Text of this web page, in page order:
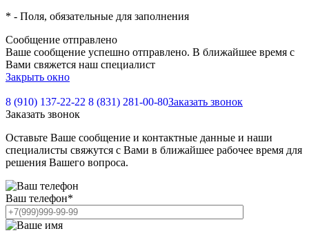
* - Поля, обязательные для заполнения
Сообщение отправлено
Ваше сообщение успешно отправлено. В ближайшее время с
Вами свяжется наш специалист
Закрыть окно
8 (910) 137-22-22 8 (831) 281-00-80Заказать звонок
Заказать звонок
Оставьте Ваше сообщение и контактные данные и наши
специалисты свяжутся с Вами в ближайшее рабочее время для
решения Вашего вопроса.
Ваш телефон*